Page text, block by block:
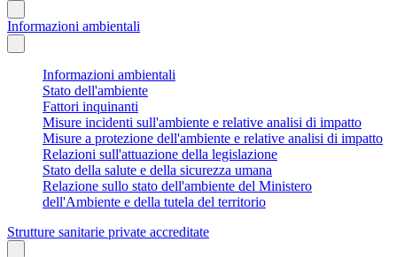
Informazioni ambientali
Informazioni ambientali
Stato dell'ambiente
Fattori inquinanti
Misure incidenti sull'ambiente e relative analisi di impatto
Misure a protezione dell'ambiente e relative analisi di impatto
Relazioni sull'attuazione della legislazione
Stato della salute e della sicurezza umana
Relazione sullo stato dell'ambiente del Ministero
dell'Ambiente e della tutela del territorio
Strutture sanitarie private accreditate